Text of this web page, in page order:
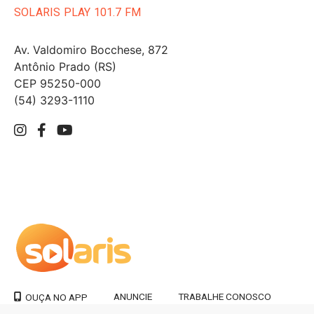
SOLARIS PLAY 101.7 FM
Av. Valdomiro Bocchese, 872
Antônio Prado (RS)
CEP 95250-000
(54) 3293-1110
OUÇA NO APP ANUNCIE TRABALHE CONOSCO